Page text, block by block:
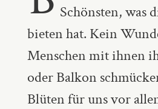
Schönsten, was
bieten hat. Kein
Menschen mit ihnen
oder Balkon
Blüten für uns vor